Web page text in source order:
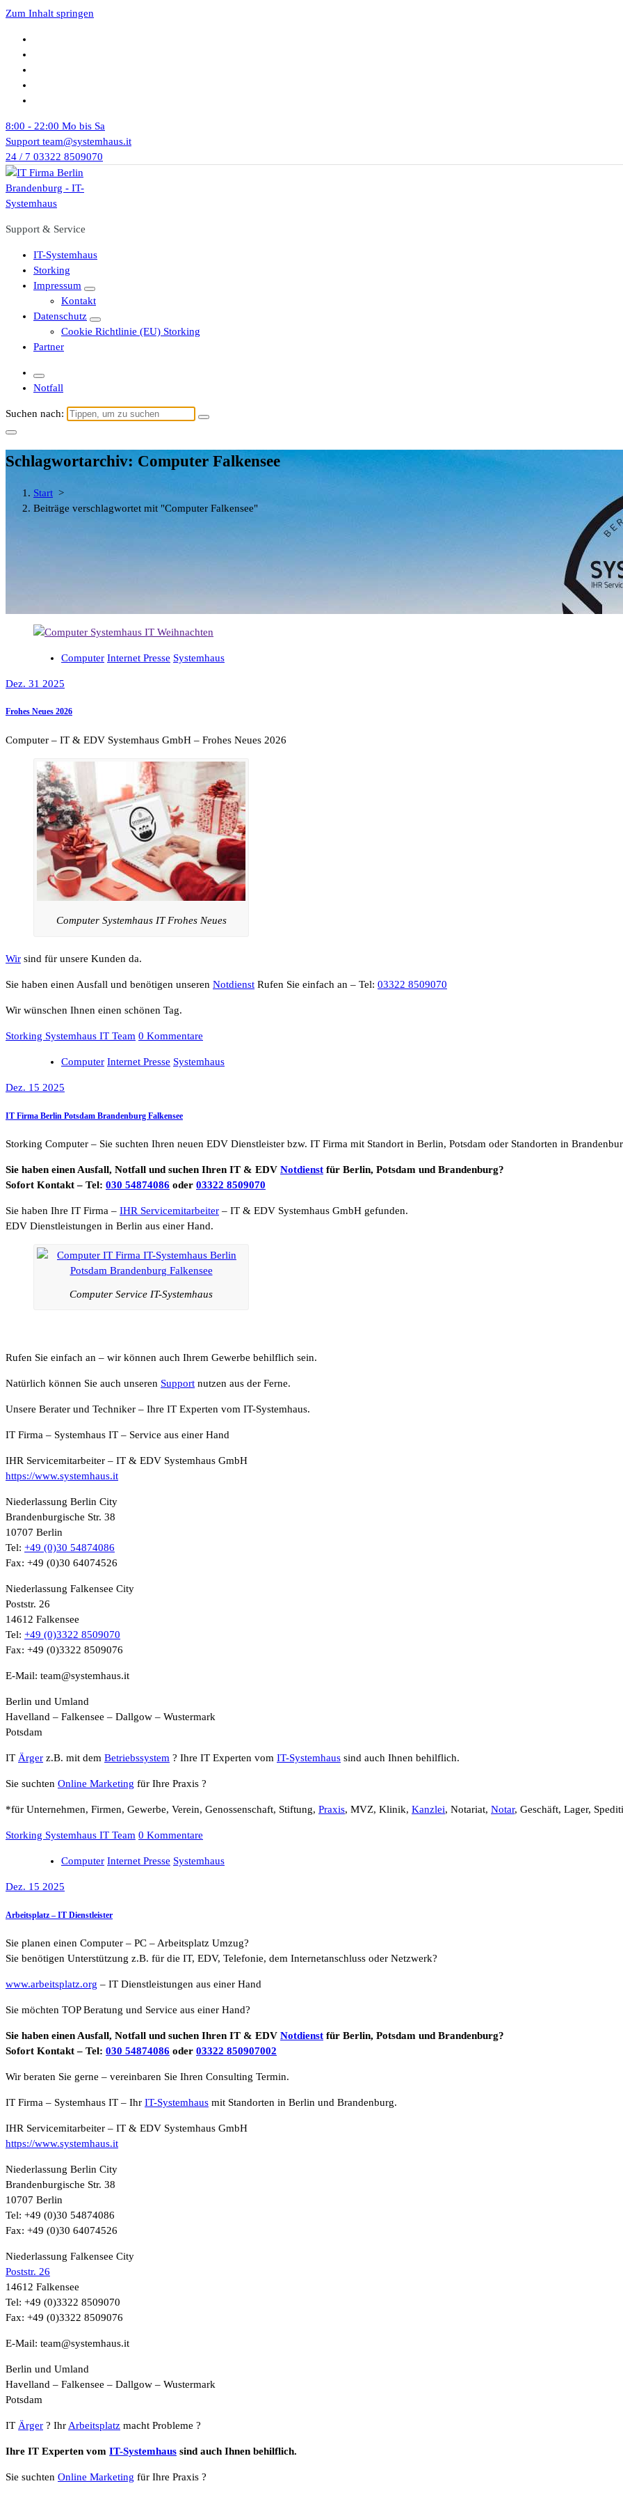
Zum Inhalt springen
8:00 - 22:00 Mo bis Sa
Support team@systemhaus.it
24 / 7 03322 8509070
Support & Service
IT-Systemhaus
Storking
Impressum
Kontakt
Datenschutz
Cookie Richtlinie (EU) Storking
Partner
Notfall
Suchen nach:
Schlagwortarchiv: Computer Falkensee
Start >
Beiträge verschlagwortet mit "Computer Falkensee"
Computer Internet Presse Systemhaus
Dez. 31 2025
Frohes Neues 2026
Computer – IT & EDV Systemhaus GmbH – Frohes Neues 2026
Computer Systemhaus IT Frohes Neues
Wir sind für unsere Kunden da.
Sie haben einen Ausfall und benötigen unseren Notdienst Rufen Sie einfach an – Tel: 03322 8509070
Wir wünschen Ihnen einen schönen Tag.
Storking Systemhaus IT Team 0 Kommentare
Computer Internet Presse Systemhaus
Dez. 15 2025
IT Firma Berlin Potsdam Brandenburg Falkensee
Storking Computer – Sie suchten Ihren neuen EDV Dienstleister bzw. IT Firma mit Standort in Berlin, Potsdam oder Standorten in
Sie haben einen Ausfall, Notfall und suchen Ihren IT & EDV Notdienst für Berlin, Potsdam und Brandenburg?
Sofort Kontakt – Tel: 030 54874086 oder 03322 8509070
Sie haben Ihre IT Firma – IHR Servicemitarbeiter – IT & EDV Systemhaus GmbH gefunden.
EDV Dienstleistungen in Berlin aus einer Hand.
Computer Service IT-Systemhaus
Rufen Sie einfach an – wir können auch Ihrem Gewerbe behilflich sein.
Natürlich können Sie auch unseren Support nutzen aus der Ferne.
Unsere Berater und Techniker – Ihre IT Experten vom IT-Systemhaus.
IT Firma – Systemhaus IT – Service aus einer Hand
IHR Servicemitarbeiter – IT & EDV Systemhaus GmbH
https://www.systemhaus.it
Niederlassung Berlin City
Brandenburgische Str. 38
10707 Berlin
Tel: +49 (0)30 54874086
Fax: +49 (0)30 64074526
Niederlassung Falkensee City
Poststr. 26
14612 Falkensee
Tel: +49 (0)3322 8509070
Fax: +49 (0)3322 8509076
E-Mail: team@systemhaus.it
Berlin und Umland
Havelland – Falkensee – Dallgow – Wustermark
Potsdam
IT Ärger z.B. mit dem Betriebssystem ? Ihre IT Experten vom IT-Systemhaus sind auch Ihnen behilflich.
Sie suchten Online Marketing für Ihre Praxis ?
*für Unternehmen, Firmen, Gewerbe, Verein, Genossenschaft, Stiftung, Praxis, MVZ, Klinik, Kanzlei, Notariat, Notar, Geschäft, Lager,
Storking Systemhaus IT Team 0 Kommentare
Computer Internet Presse Systemhaus
Dez. 15 2025
Arbeitsplatz – IT Dienstleister
Sie planen einen Computer – PC – Arbeitsplatz Umzug?
Sie benötigen Unterstützung z.B. für die IT, EDV, Telefonie, dem Internetanschluss oder Netzwerk?
www.arbeitsplatz.org – IT Dienstleistungen aus einer Hand
Sie möchten TOP Beratung und Service aus einer Hand?
Sie haben einen Ausfall, Notfall und suchen Ihren IT & EDV Notdienst für Berlin, Potsdam und Brandenburg?
Sofort Kontakt – Tel: 030 54874086 oder 03322 850907002
Wir beraten Sie gerne – vereinbaren Sie Ihren Consulting Termin.
IT Firma – Systemhaus IT – Ihr IT-Systemhaus mit Standorten in Berlin und Brandenburg.
IHR Servicemitarbeiter – IT & EDV Systemhaus GmbH
https://www.systemhaus.it
Niederlassung Berlin City
Brandenburgische Str. 38
10707 Berlin
Tel: +49 (0)30 54874086
Fax: +49 (0)30 64074526
Niederlassung Falkensee City
Poststr. 26
14612 Falkensee
Tel: +49 (0)3322 8509070
Fax: +49 (0)3322 8509076
E-Mail: team@systemhaus.it
Berlin und Umland
Havelland – Falkensee – Dallgow – Wustermark
Potsdam
IT Ärger ? IhrArbeitsplatz macht Probleme ?
Ihre IT Experten vom IT-Systemhaus sind auch Ihnen behilflich.
Sie suchten Online Marketing für Ihre Praxis ?